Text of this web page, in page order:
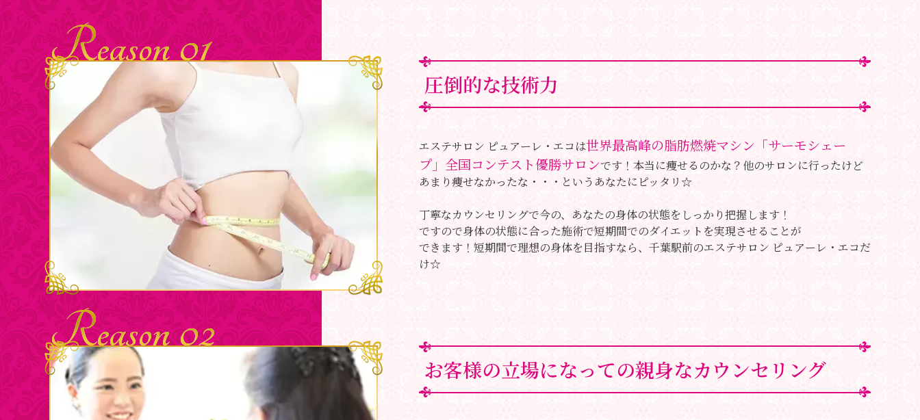
Reason 01
圧倒的な技術力
エステサロン ピュアーレ・エコは世界最高峰の脂肪燃焼マシン「サーモシェー
プ」全国コンテスト優勝サロンです！本当に痩せるのかな？他のサロンに行ったけど
あまり痩せなかったな・・・というあなたにピッタリ☆
丁寧なカウンセリングで今の、あなたの身体の状態をしっかり把握します！
ですので身体の状態に合った施術で短期間でのダイエットを実現させることが
できます！短期間で理想の身体を目指すなら、千葉駅前のエステサロン ピュアーレ・エコだ
け☆
Reason 02
お客様の立場になっての親身なカウンセリング